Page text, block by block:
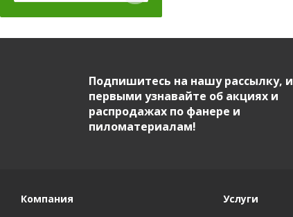
Подпишитесь на нашу рассылку, и
первыми узнавайте об акциях и
распродажах по фанере и
пиломатериалам!
Компания Услуги